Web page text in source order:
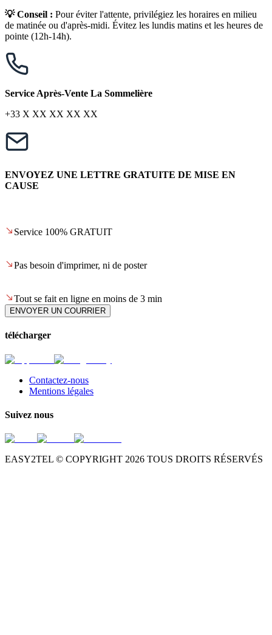
💡 Conseil : Pour éviter l'attente, privilégiez les horaires en milieu
de matinée ou d'après-midi. Évitez les lundis matins et les heures de
pointe (12h-14h).
Service Après-Vente La Sommelière
+33 X XX XX XX XX
ENVOYEZ UNE LETTRE GRATUITE DE MISE EN
CAUSE
Service 100% GRATUIT
Pas besoin d'imprimer, ni de poster
Tout se fait en ligne en moins de 3 min
ENVOYER UN COURRIER
télécharger
Contactez-nous
Mentions légales
Suivez nous
EASY2TEL © COPYRIGHT 2026 TOUS DROITS RÉSERVÉS